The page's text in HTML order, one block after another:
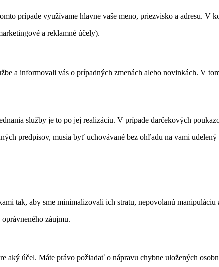
prípade využívame hlavne vaše meno, priezvisko a adresu. V
a reklamné účely).
a informovali vás o prípadných zmenách alebo novinkách. V
služby je to po jej realizáciu. V prípade darčekových
predpisov, musia byť uchovávané bez ohľadu na vami
tak, aby sme minimalizovali ich stratu, nepovolanú manipuláciu
záujmu.
účel. Máte právo požiadať o nápravu chybne uložených